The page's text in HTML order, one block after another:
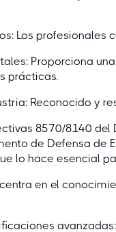
Los
Proporciona
prácticas.
Reconocido y
8570/8140
de Defensa de
lo hace esencial
en el